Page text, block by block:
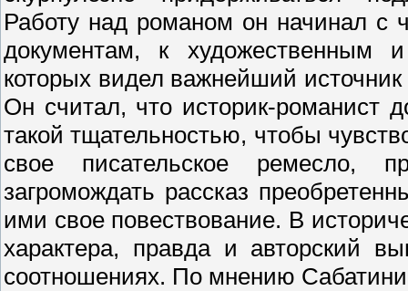
Работу над романом он начинал с
документам, к художественным
которых видел важнейший
Он считал, что историк-романист
такой тщательностью, чтобы
свое писательское ремесло,
загромождать рассказ
ими свое повествование. В
характера, правда и авторский
соотношениях. По мнению